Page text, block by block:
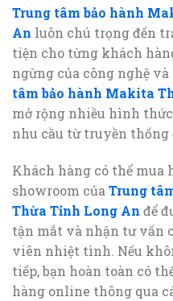
Trung tâm bảo hành
An luôn chú trọng đến
tiện cho từng khách
ngừng của công nghệ
tâm bảo hành Makita
mở rộng nhiều hình
nhu cầu từ truyền thống
Khách hàng có thể mua
showroom của Trung
Thừa Tỉnh Long An để
tận mắt và nhận tư vấn
viên nhiệt tình. Nếu
tiếp, bạn hoàn toàn có
hàng online thông qua